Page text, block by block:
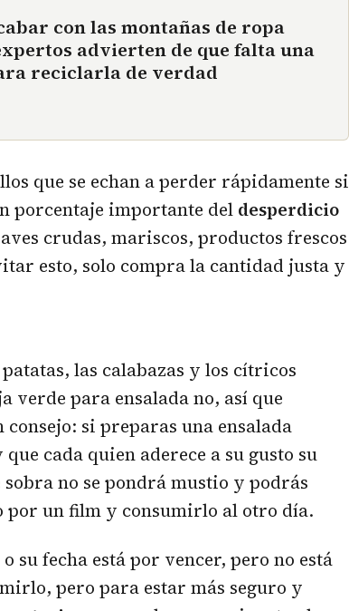
con las montañas de ropa
advierten de que falta una
reciclarla de verdad
que se echan a perder rápidamente si
porcentaje importante del desperdicio
crudas, mariscos, productos frescos
esto, solo compra la cantidad justa y
las calabazas y los cítricos
verde para ensalada no, así que
si preparas una ensalada
cada quien aderece a su gusto su
no se pondrá mustio y podrás
un film y consumirlo al otro día.
su fecha está por vencer, pero no está
pero para estar más seguro y